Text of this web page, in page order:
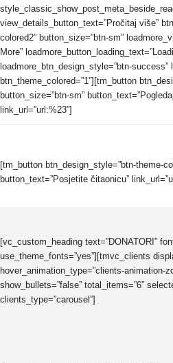
view_details_button_text=”Pročitaj više”
colored2” button_size=”btn-sm”
More”
loadmore_btn_design_style=”btn-success”
btn_theme_colored=”1”][tm_button
button_size=”btn-sm”
link_url=”url:%23”]
[tm_button btn_design_style=”btn-theme-
button_text=”Posjetite čitaonicu”
[vc_custom_heading text=”DONATORI”
use_theme_fonts=”yes”][tmvc_clients
hover_animation_type=”clients-animation-
show_bullets=”false” total_items=”6”
clients_type=”carousel”]